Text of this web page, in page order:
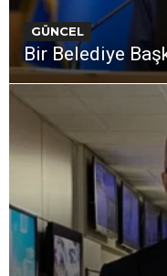
GÜNCEL
Bir Belediye